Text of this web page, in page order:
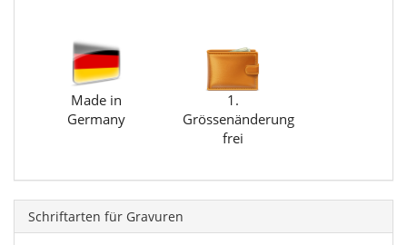
Made in
Germany
1.
Grössenänderung
frei
Schriftarten für Gravuren